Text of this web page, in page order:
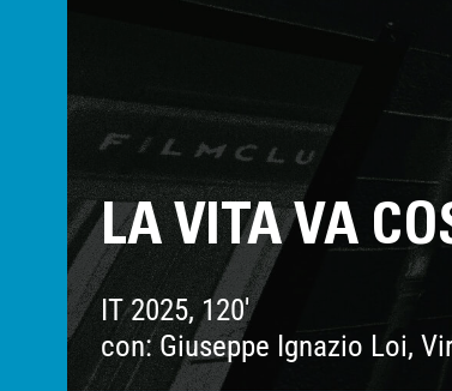
LA VITA VA
IT 2025, 120'
con: Giuseppe Ignazio Loi,